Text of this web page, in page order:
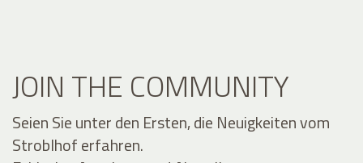
JOIN THE COMMUNITY
Seien Sie unter den Ersten, die Neuigkeiten vom
Stroblhof erfahren.